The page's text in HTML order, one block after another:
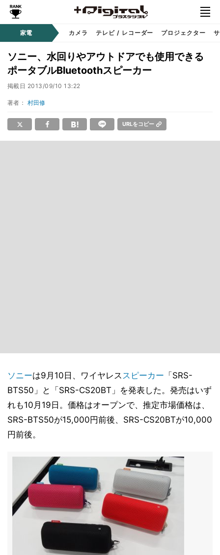
家電 カメラ テレビ / レコーダー プロジェクター
ソニー、水回りやアウトドアでも使用できる
ポータブルBluetoothスピーカー
掲載日 2013/09/10 13:22
著者： 村田修
URLをコピー
ソニーは9月10日、ワイヤレススピーカー 「SRS-
BTS50」と「SRS-CS20BT」を発表した。発売はいず
れも10月19日。価格はオープンで、推定市場価格は、
SRS-BTS50が15,000円前後、SRS-CS20BTが10,000
円前後。